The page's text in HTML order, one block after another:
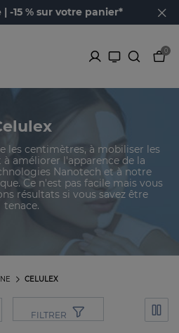
-15 % sur votre panier*
0
les centimètres, à mobiliser les
à améliorer l'apparence de la
Nanotech et à notre
Ce n'est pas facile mais vous
résultats si vous savez être
tenace.
CELULEX
FILTRER